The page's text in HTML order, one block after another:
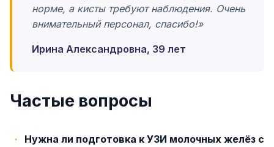
норме, а кисты требуют наблюдения. Очень
внимательный персонал, спасибо!»
Ирина Александровна, 39 лет
Частые вопросы
Нужна ли подготовка к УЗИ молочных желёз с